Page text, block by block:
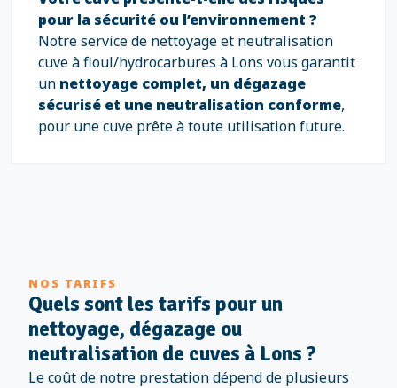
pour la sécurité ou l’environnement ?
Notre service de nettoyage et neutralisation
cuve à fioul/hydrocarbures à Lons vous garantit
un nettoyage complet, un dégazage
sécurisé et une neutralisation conforme,
pour une cuve prête à toute utilisation future.
NOS TARIFS
Quels sont les tarifs pour un
nettoyage, dégazage ou
neutralisation de cuves à Lons ?
Le coût de notre prestation dépend de plusieurs